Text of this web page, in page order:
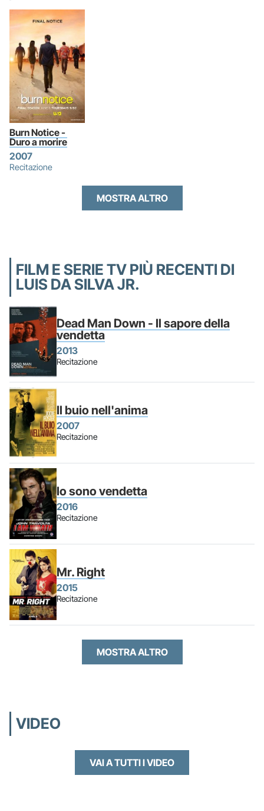
Burn Notice -
Duro a morire
2007
Recitazione
MOSTRA ALTRO
FILM E SERIE TV PIÙ RECENTI DI
LUIS DA SILVA JR.
Dead Man Down - Il sapore della
vendetta
2013
Recitazione
Il buio nell'anima
2007
Recitazione
Io sono vendetta
2016
Recitazione
Mr. Right
2015
Recitazione
MOSTRA ALTRO
VIDEO
VAI A TUTTI I VIDEO